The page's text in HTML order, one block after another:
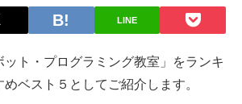
LINE
ット・プログラミング教室」をランキ
ベスト５としてご紹介します。